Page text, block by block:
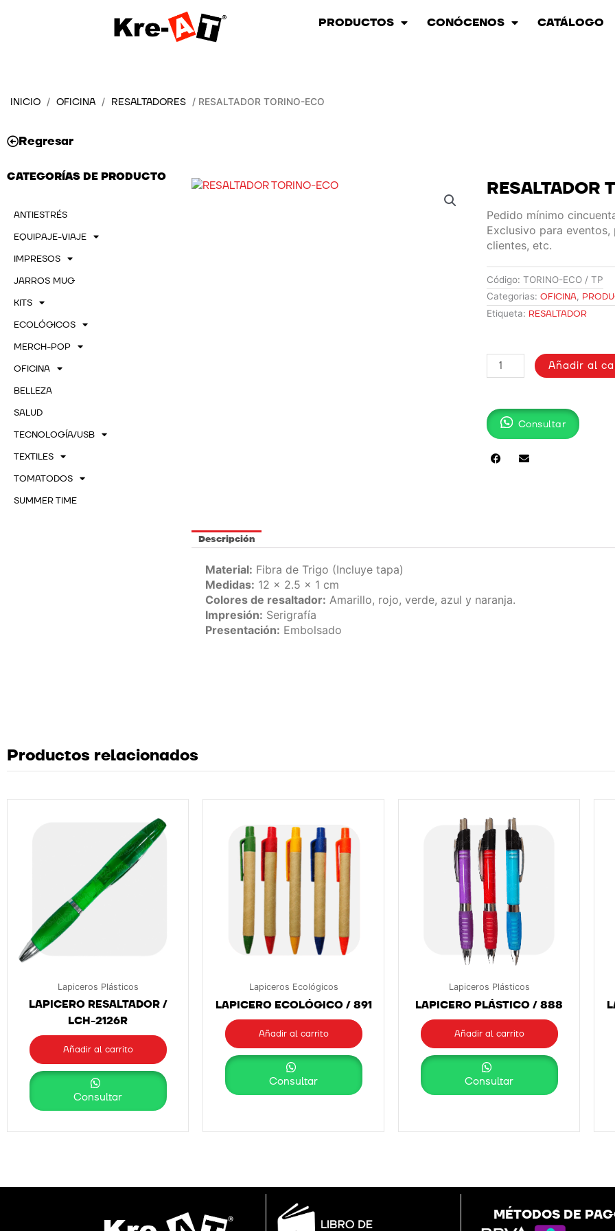
PRODUCTOS CONÓCENOS CATÁLOGO
INICIO / OFICINA / RESALTADORES / RESALTADOR TORINO-ECO
Regresar
CATEGORÍAS DE PRODUCTO
ANTIESTRÉS
EQUIPAJE-VIAJE
IMPRESOS
JARROS MUG
KITS
ECOLÓGICOS
MERCH-POP
OFICINA
BELLEZA
SALUD
TECNOLOGÍA/USB
TEXTILES
TOMATODOS
SUMMER TIME
RESALTADOR
Pedido mínimo
Exclusivo para
clientes, etc.
Código:TORINO-ECO / TP
Categorias: OFICINA,
Etiqueta: RESALTADOR
RESALTADOR
TORINO-
Añadir al
Consultar
Descripción
Material: Fibra de Trigo (Incluye tapa)
Medidas: 12 x 2.5 x 1 cm
Colores de resaltador: Amarillo, rojo, verde, azul y naranja.
Impresión: Serigrafía
Presentación: Embolsado
Productos relacionados
Lapiceros Plásticos
LAPICERO RESALTADOR /
LCH-2126R
Añadir al carrito
Consultar
Lapiceros Ecológicos
LAPICERO ECOLÓGICO / 891
Añadir al carrito
Consultar
Lapiceros Plásticos
LAPICERO PLÁSTICO / 888
Añadir al carrito
Consultar
MÉTODOS DE